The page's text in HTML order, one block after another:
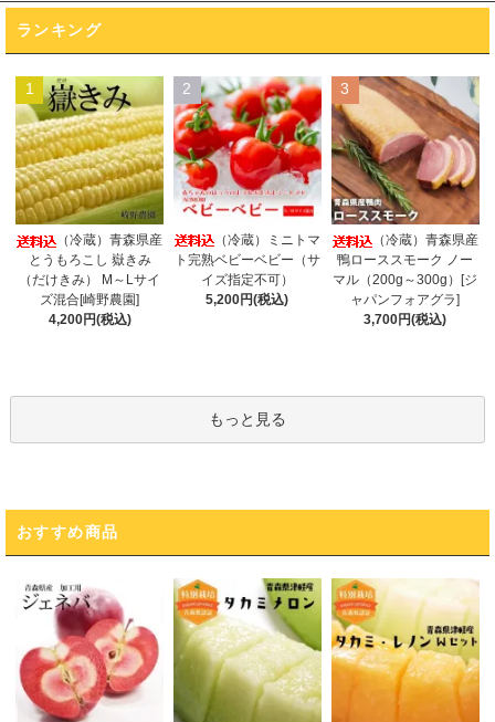
ランキング
1
（冷蔵）青森県産
とうもろこし 嶽きみ
（だけきみ） M～Lサイ
ズ混合[崎野農園]
4,200円(税込)
2
（冷蔵）ミニトマ
ト完熟ベビーベビー（サ
イズ指定不可）
5,200円(税込)
3
（冷蔵）青森県産
鴨ローススモーク ノー
マル（200g～300g）[ジ
ャパンフォアグラ]
3,700円(税込)
もっと見る
おすすめ商品